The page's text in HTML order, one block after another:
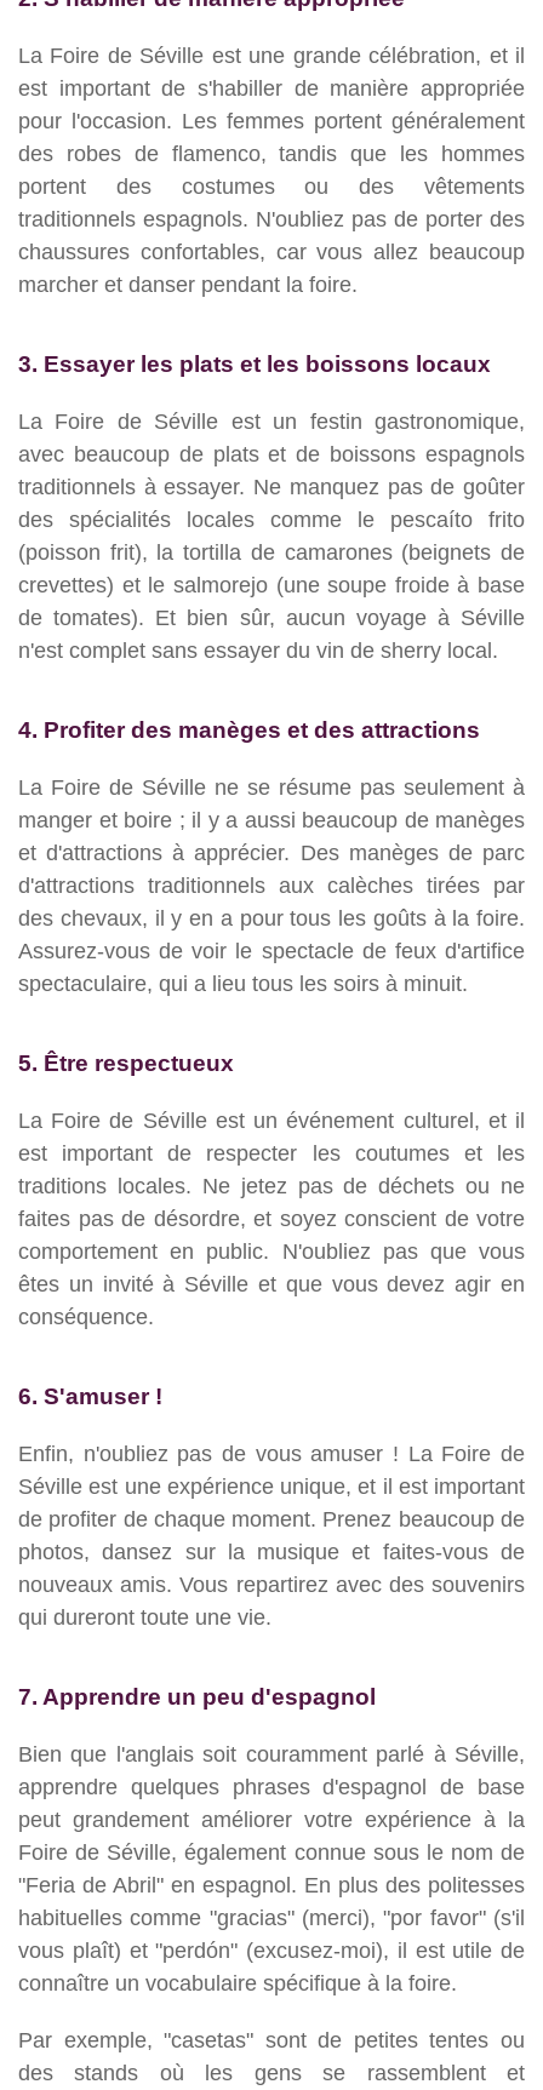
La Foire de Séville est une grande célébration, et il
est important de s'habiller de manière appropriée
pour l'occasion. Les femmes portent généralement
des robes de flamenco, tandis que les hommes
portent des costumes ou des vêtements
traditionnels espagnols. N'oubliez pas de porter des
chaussures confortables, car vous allez beaucoup
marcher et danser pendant la foire.
3. Essayer les plats et les boissons locaux
La Foire de Séville est un festin gastronomique,
avec beaucoup de plats et de boissons espagnols
traditionnels à essayer. Ne manquez pas de goûter
des spécialités locales comme le pescaíto frito
(poisson frit), la tortilla de camarones (beignets de
crevettes) et le salmorejo (une soupe froide à base
de tomates). Et bien sûr, aucun voyage à Séville
n'est complet sans essayer du vin de sherry local.
4. Profiter des manèges et des attractions
La Foire de Séville ne se résume pas seulement à
manger et boire ; il y a aussi beaucoup de manèges
et d'attractions à apprécier. Des manèges de parc
d'attractions traditionnels aux calèches tirées par
des chevaux, il y en a pour tous les goûts à la foire.
Assurez-vous de voir le spectacle de feux d'artifice
spectaculaire, qui a lieu tous les soirs à minuit.
5. Être respectueux
La Foire de Séville est un événement culturel, et il
est important de respecter les coutumes et les
traditions locales. Ne jetez pas de déchets ou ne
faites pas de désordre, et soyez conscient de votre
comportement en public. N'oubliez pas que vous
êtes un invité à Séville et que vous devez agir en
conséquence.
6. S'amuser !
Enfin, n'oubliez pas de vous amuser ! La Foire de
Séville est une expérience unique, et il est important
de profiter de chaque moment. Prenez beaucoup de
photos, dansez sur la musique et faites-vous de
nouveaux amis. Vous repartirez avec des souvenirs
qui dureront toute une vie.
7. Apprendre un peu d'espagnol
Bien que l'anglais soit couramment parlé à Séville,
apprendre quelques phrases d'espagnol de base
peut grandement améliorer votre expérience à la
Foire de Séville, également connue sous le nom de
"Feria de Abril" en espagnol. En plus des politesses
habituelles comme "gracias" (merci), "por favor" (s'il
vous plaît) et "perdón" (excusez-moi), il est utile de
connaître un vocabulaire spécifique à la foire.
Par exemple, "casetas" sont de petites tentes ou
des stands où les gens se rassemblent et